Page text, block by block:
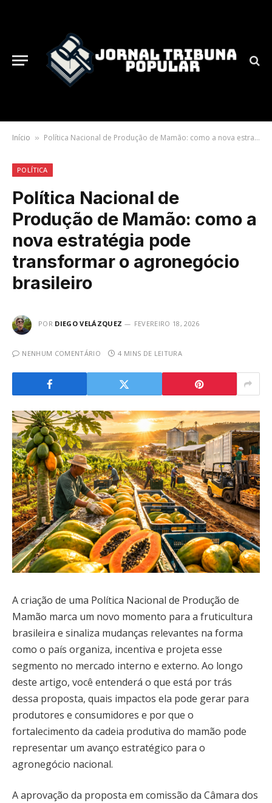
Início » Política Nacional de Produção de Mamão: como a nova estratégia pode transformar o agronegócio brasileiro
POLÍTICA
Política Nacional de
Produção de Mamão: como a
nova estratégia pode
transformar o agronegócio
brasileiro
POR DIEGO VELÁZQUEZ FEVEREIRO 18, 2026
NENHUM COMENTÁRIO 4 MINS DE LEITURA
A criação de uma Política Nacional de Produção de
Mamão marca um novo momento para a fruticultura
brasileira e sinaliza mudanças relevantes na forma
como o país organiza, incentiva e projeta esse
segmento no mercado interno e externo. Ao longo
deste artigo, você entenderá o que está por trás
dessa proposta, quais impactos ela pode gerar para
produtores e consumidores e por que o
fortalecimento da cadeia produtiva do mamão pode
representar um avanço estratégico para o
agronegócio nacional.
A aprovação da proposta em comissão da Câmara dos